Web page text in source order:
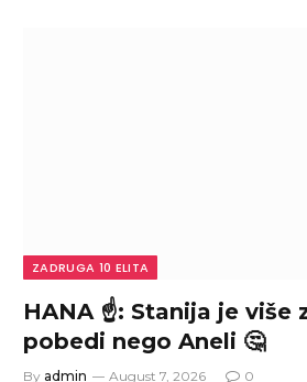
ZADRUGA 10 ELITA
HANA ☝️: Stanija je više
pobedi nego Aneli 🤔
By admin August 7, 2026 0